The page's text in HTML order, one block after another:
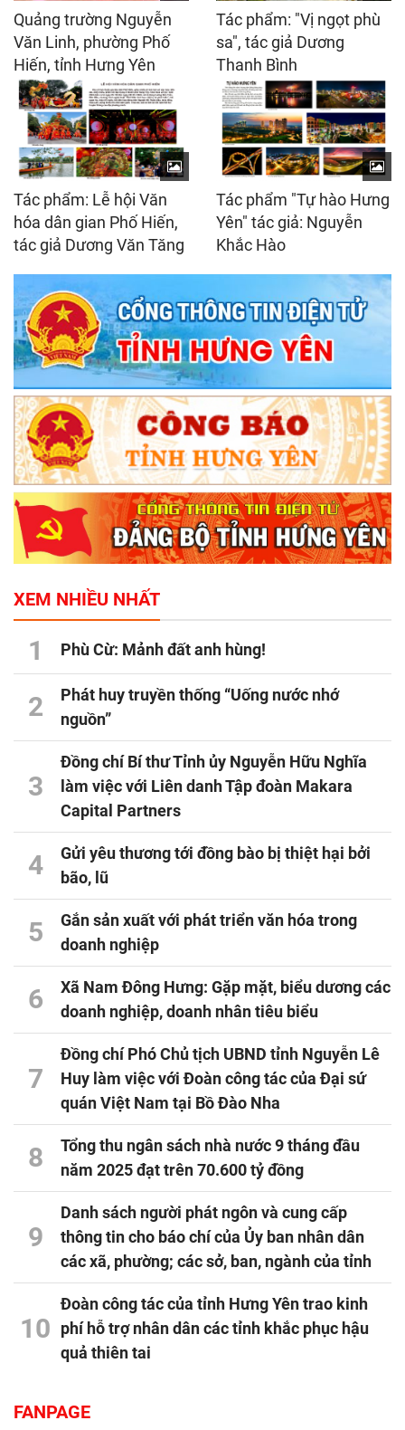
Quảng trường Nguyễn
Văn Linh, phường Phố
Hiến, tỉnh Hưng Yên
Tác phẩm: "Vị ngọt phù
sa", tác giả Dương
Thanh Bình
Tác phẩm: Lễ hội Văn
hóa dân gian Phố Hiến,
tác giả Dương Văn Tăng
Tác phẩm "Tự hào Hưng
Yên" tác giả: Nguyễn
Khắc Hào
XEM NHIỀU NHẤT
1 Phù Cừ: Mảnh đất anh hùng!
2
Phát huy truyền thống “Uống nước nhớ
nguồn”
3
Đồng chí Bí thư Tỉnh ủy Nguyễn Hữu Nghĩa
làm việc với Liên danh Tập đoàn Makara
Capital Partners
4
Gửi yêu thương tới đồng bào bị thiệt hại bởi
bão, lũ
5
Gắn sản xuất với phát triển văn hóa trong
doanh nghiệp
6
Xã Nam Đông Hưng: Gặp mặt, biểu dương các
doanh nghiệp, doanh nhân tiêu biểu
7
Đồng chí Phó Chủ tịch UBND tỉnh Nguyễn Lê
Huy làm việc với Đoàn công tác của Đại sứ
quán Việt Nam tại Bồ Đào Nha
8
Tổng thu ngân sách nhà nước 9 tháng đầu
năm 2025 đạt trên 70.600 tỷ đồng
9
Danh sách người phát ngôn và cung cấp
thông tin cho báo chí của Ủy ban nhân dân
các xã, phường; các sở, ban, ngành của tỉnh
10
Đoàn công tác của tỉnh Hưng Yên trao kinh
phí hỗ trợ nhân dân các tỉnh khắc phục hậu
quả thiên tai
FANPAGE